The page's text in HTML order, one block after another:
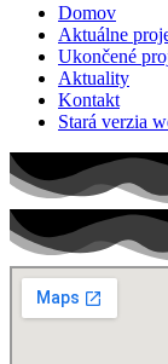
Domov
Aktuálne
Ukončené
Aktuality
Kontakt
Stará verzia